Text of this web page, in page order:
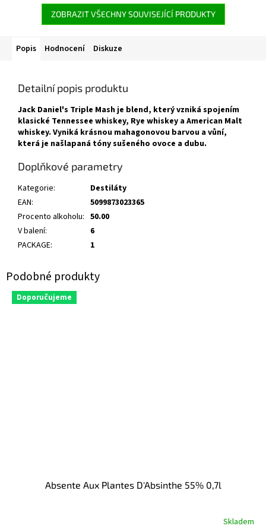
ZOBRAZIT VŠECHNY SOUVISEJÍCÍ PRODUKTY
Popis Hodnocení Diskuze
Detailní popis produktu
Jack Daniel's Triple Mash je blend, který vzniká spojením
klasické Tennessee whiskey, Rye whiskey a American Malt
whiskey. Vyniká krásnou mahagonovou barvou a vůní,
která je našlapaná tóny sušeného ovoce a dubu.
Doplňkové parametry
Kategorie:
Destiláty
EAN:
5099873023365
Procento alkoholu: 50.00
V balení:
6
PACKAGE: 1
Doporučujeme
Absente Aux Plantes D'Absinthe 55% 0,7l
Skladem